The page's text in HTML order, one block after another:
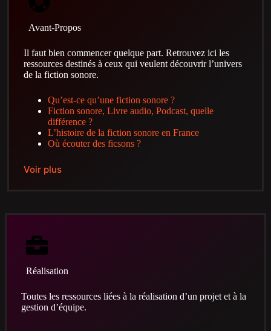
Avant-Propos
Il faut bien commencer quelque part. Retrouvez ici les
ressources destinés à ceux qui veulent découvrir l’univers
de la fiction sonore.
Qu’est-ce qu’une fiction sonore ?
Fiction sonore, Livre audio, Podcast, quelle
différence ?
L’histoire de la fiction sonore en France
Où écouter des ficsons ?
Voir plus
Réalisation
Toutes les ressources liées à la réalisation d’un projet et à la
gestion d’équipe.